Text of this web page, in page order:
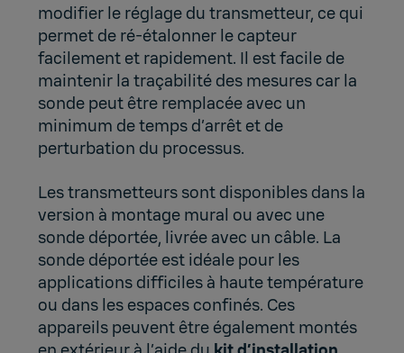
modifier le réglage du transmetteur, ce qui
permet de ré-étalonner le capteur
facilement et rapidement. Il est facile de
maintenir la traçabilité des mesures car la
sonde peut être remplacée avec un
minimum de temps d’arrêt et de
perturbation du processus.
Les transmetteurs sont disponibles dans la
version à montage mural ou avec une
sonde déportée, livrée avec un câble. La
sonde déportée est idéale pour les
applications difficiles à haute température
ou dans les espaces confinés. Ces
appareils peuvent être également montés